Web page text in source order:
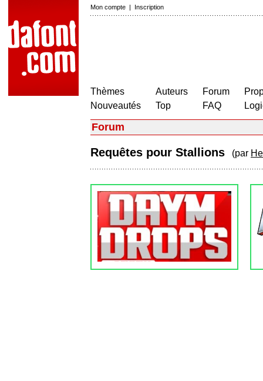
Mon compte | Inscription
Thèmes
Nouveautés
Auteurs
Top
Forum
FAQ
Forum
Requêtes pour Stallions (par